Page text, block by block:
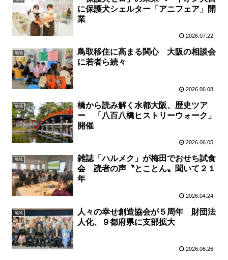
に保護犬シェルター「アニフェア」開
業
2026.07.22
地域
鳥取移住に高まる関心 大阪の相談会
に若者ら続々
2026.06.08
地域
橋から読み解く水都大阪、歴史ツア
ー 「八百八橋ヒストリーウォーク」
開催
2026.06.05
地域
雑誌「ハルメク」が梅田でおせち試食
会 読者の声〝とことん〟聞いて２１
年
2026.04.24
地域
人々の幸せ創造協会が５周年 財団法
人化、９都府県に支部拡大
2026.06.26